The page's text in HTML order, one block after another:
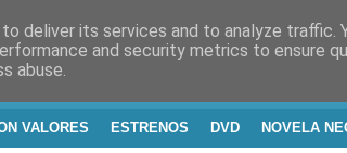
Y VIDA
VALORES ESTRENOS DVD NOVELA
deliver its services and to analyze traffic.
and security metrics to ensure
abuse.